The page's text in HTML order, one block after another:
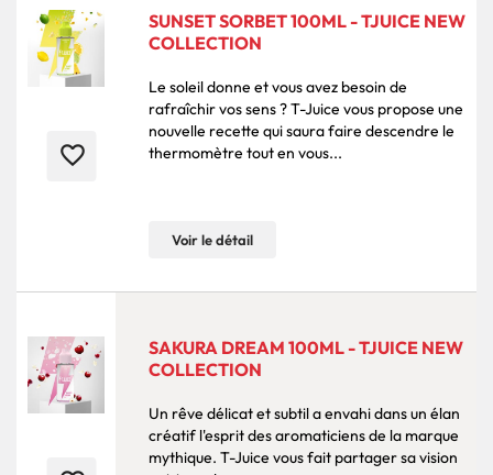
favorite_border
SUNSET SORBET 100ML - TJUICE NEW
COLLECTION
Le soleil donne et vous avez besoin de
rafraîchir vos sens ? T-Juice vous propose une
nouvelle recette qui saura faire descendre le
thermomètre tout en vous...
Voir le détail
SAKURA DREAM 100ML - TJUICE NEW
COLLECTION
Un rêve délicat et subtil a envahi dans un élan
créatif l'esprit des aromaticiens de la marque
mythique. T-Juice vous fait partager sa vision